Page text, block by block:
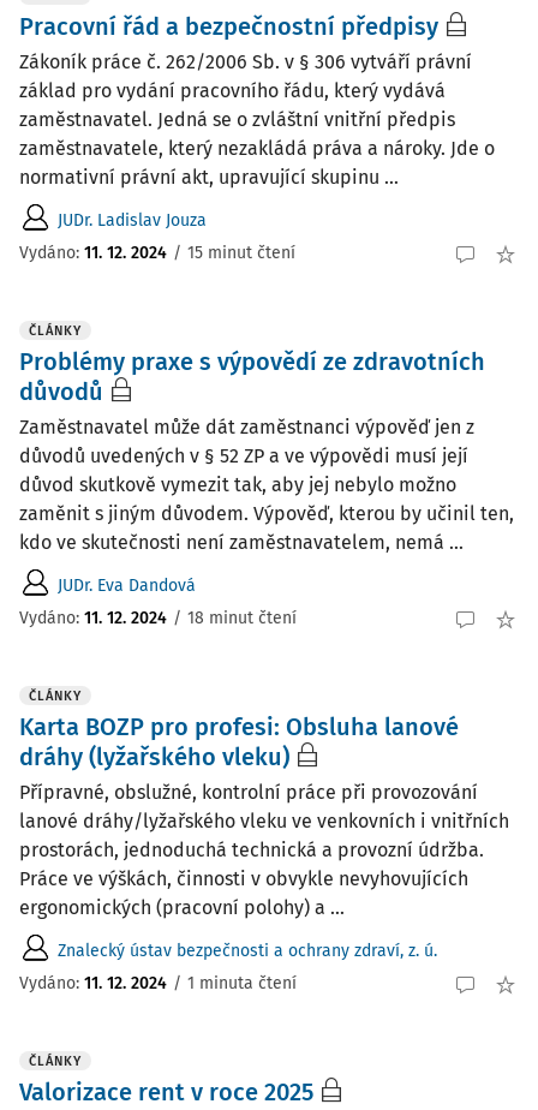
Pracovní řád a bezpečnostní předpisy
Zákoník práce č. 262/2006 Sb. v § 306 vytváří právní
základ pro vydání pracovního řádu, který vydává
zaměstnavatel. Jedná se o zvláštní vnitřní předpis
zaměstnavatele, který nezakládá práva a nároky. Jde o
normativní právní akt, upravující skupinu ...
JUDr. Ladislav Jouza
Vydáno: 11. 12. 2024 / 15 minut čtení
ČLÁNKY
Problémy praxe s výpovědí ze zdravotních
důvodů
Zaměstnavatel může dát zaměstnanci výpověď jen z
důvodů uvedených v § 52 ZP a ve výpovědi musí její
důvod skutkově vymezit tak, aby jej nebylo možno
zaměnit s jiným důvodem. Výpověď, kterou by učinil ten,
kdo ve skutečnosti není zaměstnavatelem, nemá ...
JUDr. Eva Dandová
Vydáno: 11. 12. 2024 / 18 minut čtení
ČLÁNKY
Karta BOZP pro profesi: Obsluha lanové
dráhy (lyžařského vleku)
Přípravné, obslužné, kontrolní práce při provozování
lanové dráhy/lyžařského vleku ve venkovních i vnitřních
prostorách, jednoduchá technická a provozní údržba.
Práce ve výškách, činnosti v obvykle nevyhovujících
ergonomických (pracovní polohy) a ...
Znalecký ústav bezpečnosti a ochrany zdraví, z. ú.
Vydáno: 11. 12. 2024 / 1 minuta čtení
ČLÁNKY
Valorizace rent v roce 2025